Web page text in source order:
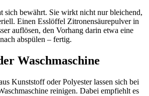
sich bewährt. Sie wirkt nicht nur bleichend,
Einen Esslöffel Zitronensäurepulver in
auflösen, den Vorhang darin etwa eine
abspülen – fertig.
Waschmaschine
Kunststoff oder Polyester lassen sich bei
reinigen. Dabei empfiehlt es